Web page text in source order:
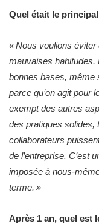
Quel était le
« Nous voulions
mauvaises habitudes.
bonnes bases, même
parce qu’on agit pour
exempt des autres
des pratiques solides,
collaborateurs
de l’entreprise. C’est
imposée à nous-
terme. »
Après 1 an, quel est